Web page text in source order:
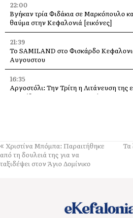
22:00
Βγήκαν τρία Φιδάκια σε Μαρκόπουλο
θαύμα στην Κεφαλονιά [εικόνες]
21:39
Το SAMILAND στο Φισκάρδο
Αυγουστου
16:35
Αργοστόλι: Την Τρίτη η Λιτάνευση της
Σπυρίδωνα για τους σεισμούς του 53
13:40
Γιάννης Τρεπεκλής: Τιμή στη μνήμη
και σε όσους δίνουν τη μάχη με τις
Χριστίνα Μπόμπα: Παραιτήθηκε
από τη δουλειά της για να
ταξιδέψει στον Άγιο Δομίνικο
Τα